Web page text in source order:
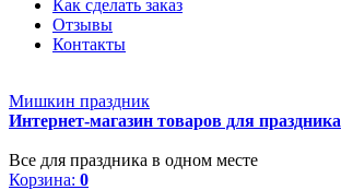
Как сделать заказ
Отзывы
Контакты
Мишкин праздник
Интернет-магазин товаров для праздника
Все для праздника в одном месте
Корзина: 0